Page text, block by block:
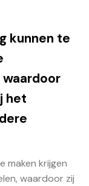
kunnen te
het
maken krijgen
waardoor zij